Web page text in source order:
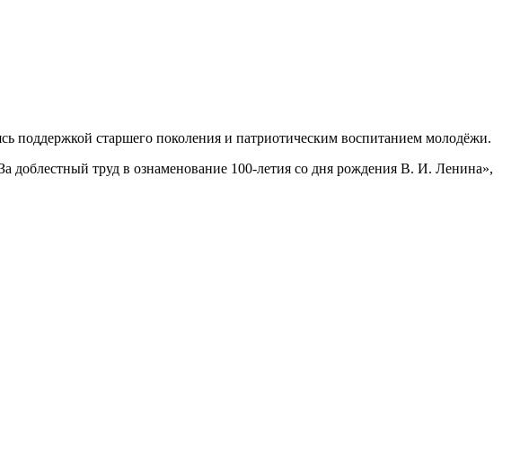
поддержкой старшего поколения и патриотическим воспитанием молодёжи.
доблестный труд в ознаменование 100-летия со дня рождения В. И. Ленина»,